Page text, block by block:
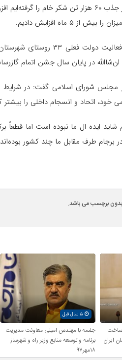
۵ ماه افزایش دادیم.
در پایان سال جشن اتمام
مجلس شورای اسلامی گفت: در
خود، اتحاد و انسجام داخلی را بیشتر
شاید ایده ال ما نبوده است اما
طرف مقابل ما چند کشور بوده‌اند
برچسب می باشد.
ساخت
ایران
۵ سال قبل
جلسه با مهندس امینی معاونت مدیریت
برنامه و توسعه منابع وزیر راه و شهرساز
۱۸مهر۹۷